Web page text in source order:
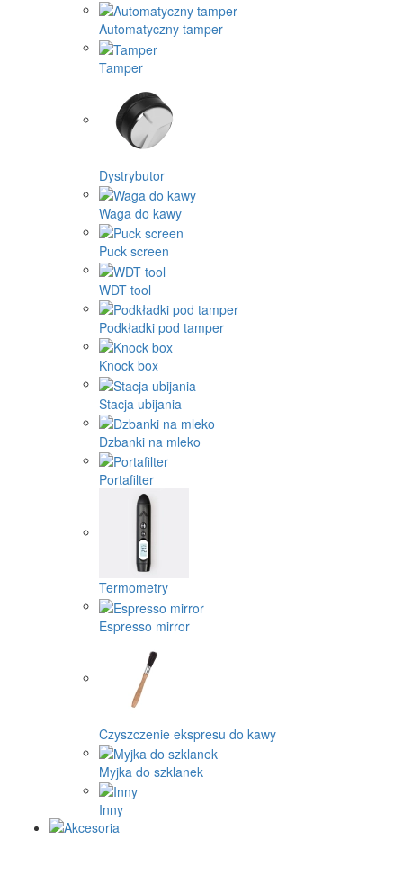
Automatyczny tamper
Tamper
Dystrybutor
Waga do kawy
Puck screen
WDT tool
Podkładki pod tamper
Knock box
Stacja ubijania
Dzbanki na mleko
Portafilter
Termometry
Espresso mirror
Czyszczenie ekspresu do kawy
Myjka do szklanek
Inny